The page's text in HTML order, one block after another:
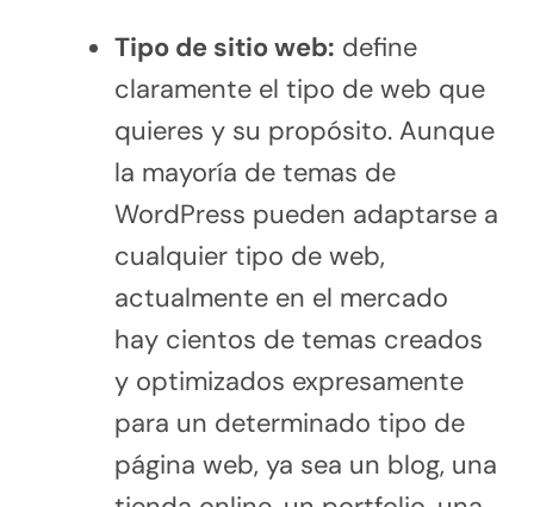
Tipo de sitio web: define
claramente el tipo de web que
quieres y su propósito. Aunque
la mayoría de temas de
WordPress pueden adaptarse a
cualquier tipo de web,
actualmente en el mercado
hay cientos de temas creados
y optimizados expresamente
para un determinado tipo de
página web, ya sea un blog, una